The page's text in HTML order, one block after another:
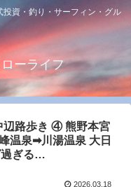
資・釣り・サーフィン・グル
ーライフ
辺路歩き ④ 熊野本宮
温泉➡川湯温泉 大日
過ぎる…
2026.03.18